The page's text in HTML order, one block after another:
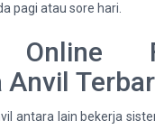
pagi atau sore hari.
Online
Anvil
antara lain bekerja